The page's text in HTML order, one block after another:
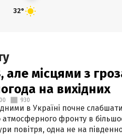
32°
але місцями з
на вихідних
930
в Україні почне
атмосферного фронту в
повітря, одна не на